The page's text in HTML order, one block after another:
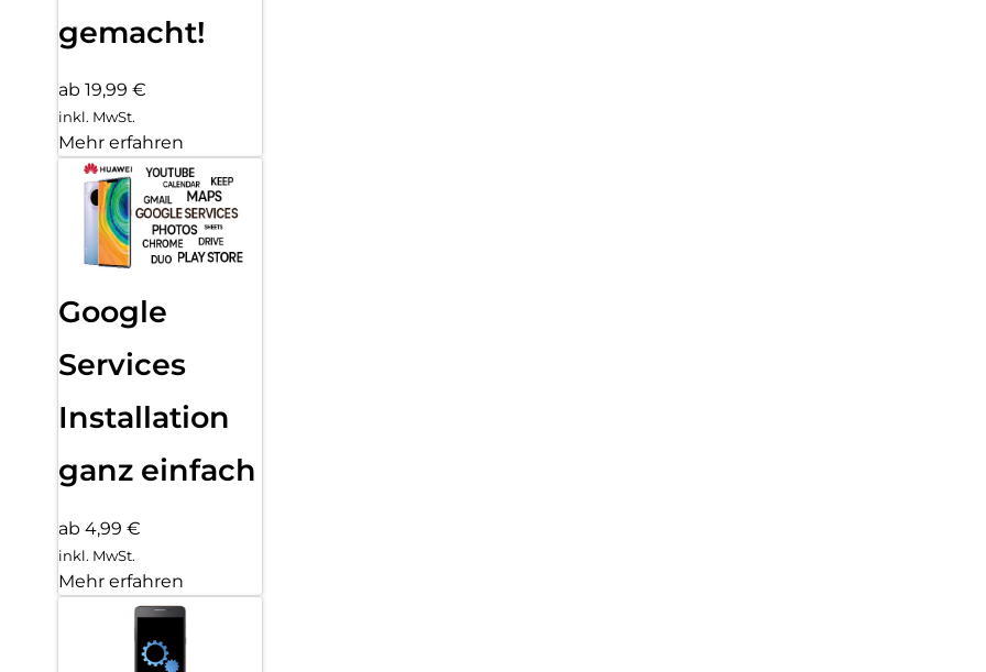
gemacht!
ab 19,99 €
inkl. MwSt.
Mehr erfahren
Google
Services
Installation
ganz einfach
ab 4,99 €
inkl. MwSt.
Mehr erfahren